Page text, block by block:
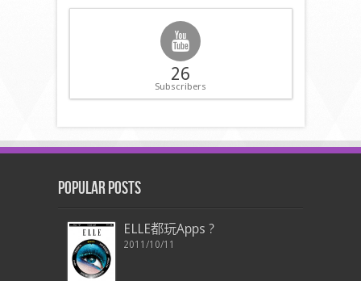
26
Subscribers
Popular Posts
ELLE都玩Apps ?
2011/10/11